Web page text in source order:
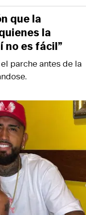
parche antes de la
que la
la
no es fácil”